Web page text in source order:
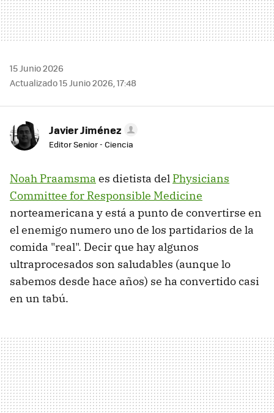
15 Junio 2026
Actualizado 15 Junio 2026, 17:48
Javier Jiménez
Editor Senior - Ciencia
Noah Praamsma es dietista del Physicians
Committee for Responsible Medicine
norteamericana y está a punto de convertirse en
el enemigo numero uno de los partidarios de la
comida "real". Decir que hay algunos
ultraprocesados son saludables (aunque lo
sabemos desde hace años) se ha convertido casi
en un tabú.